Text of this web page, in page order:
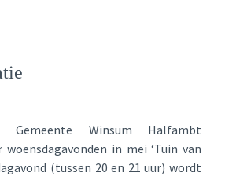
Gemeente Winsum Halfambt
in mei ‘Tuin van
(tussen 20 en 21 uur) wordt